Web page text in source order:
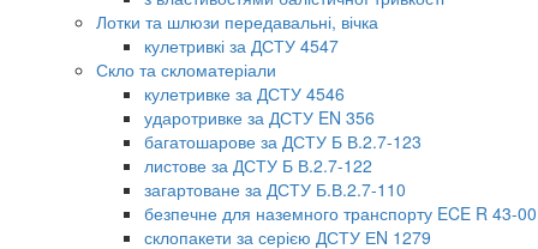
Лотки та шлюзи передавальні, вічка
кулетривкі за ДСТУ 4547
Скло та скломатеріали
кулетривке за ДСТУ 4546
ударотривке за ДСТУ EN 356
багатошарове за ДСТУ Б В.2.7-123
листове за ДСТУ Б В.2.7-122
загартоване за ДСТУ Б.В.2.7-110
безпечне для наземного транспорту ECE R 43-00
склопакети за серією ДСТУ ЕN 1279